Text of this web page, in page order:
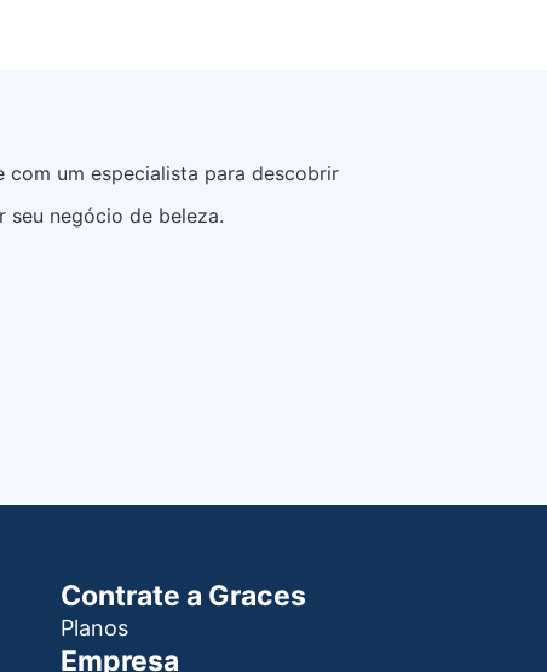
com um especialista para descobrir
seu negócio de beleza.
Contrate a Graces
Planos
Empresa